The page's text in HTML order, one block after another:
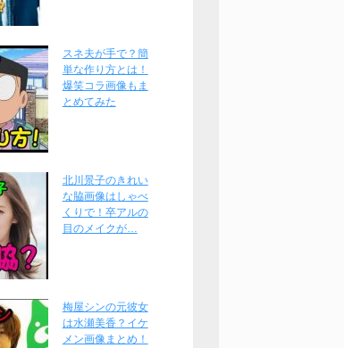
スネ夫が手で？簡
単な作り方とは！
爆笑コラ画像もま
とめてみた
北川景子のきれい
な脇画像はしゃべ
くりで！卒アルの
目のメイクが…
梅屋シンの元彼女
は水瀬美香？イケ
メン画像まとめ！